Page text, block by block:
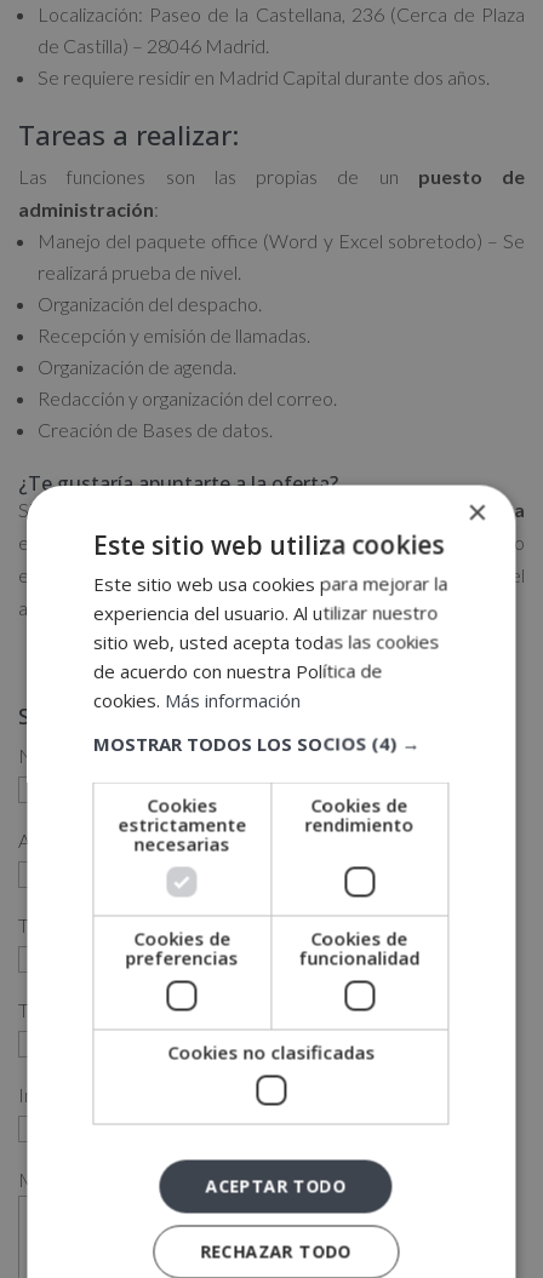
Localización: Paseo de la Castellana, 236 (Cerca de Plaza
de Castilla) – 28046 Madrid.
Se requiere residir en Madrid Capital durante dos años.
Tareas a realizar:
Las funciones son las propias de un puesto de
administración:
Manejo del paquete office (Word y Excel sobretodo) – Se
realizará prueba de nivel.
Organización del despacho.
Recepción y emisión de llamadas.
Organización de agenda.
Redacción y organización del correo.
Creación de Bases de datos.
¿Te gustaría apuntarte a la oferta?
Si quieres acceder a este puesto de
gestión administrativa
envía tu CV a la siguiente dirección de correo
electrónico vlopez@grupocoeco.com
No olvides poner en el
asunto el nombre de la oferta que te interesa. ¡Suerte!
Solicita más información
Nombre (*)
Apellidos (*)
Teléfono (*)
Tu correo electrónico (*)
Indícanos en qué curso estás interesado (*)
Mensaje
×
Este sitio web utiliza cookies
Este sitio web usa cookies para mejorar la
experiencia del usuario. Al utilizar nuestro
sitio web, usted acepta todas las cookies
de acuerdo con nuestra Política de
cookies. Más información
MOSTRAR TODOS LOS SOCIOS (4) →
Cookies
estrictamente
necesarias
Cookies de
rendimiento
Cookies de
preferencias
Cookies de
funcionalidad
Cookies no clasificadas
ACEPTAR TODO
RECHAZAR TODO